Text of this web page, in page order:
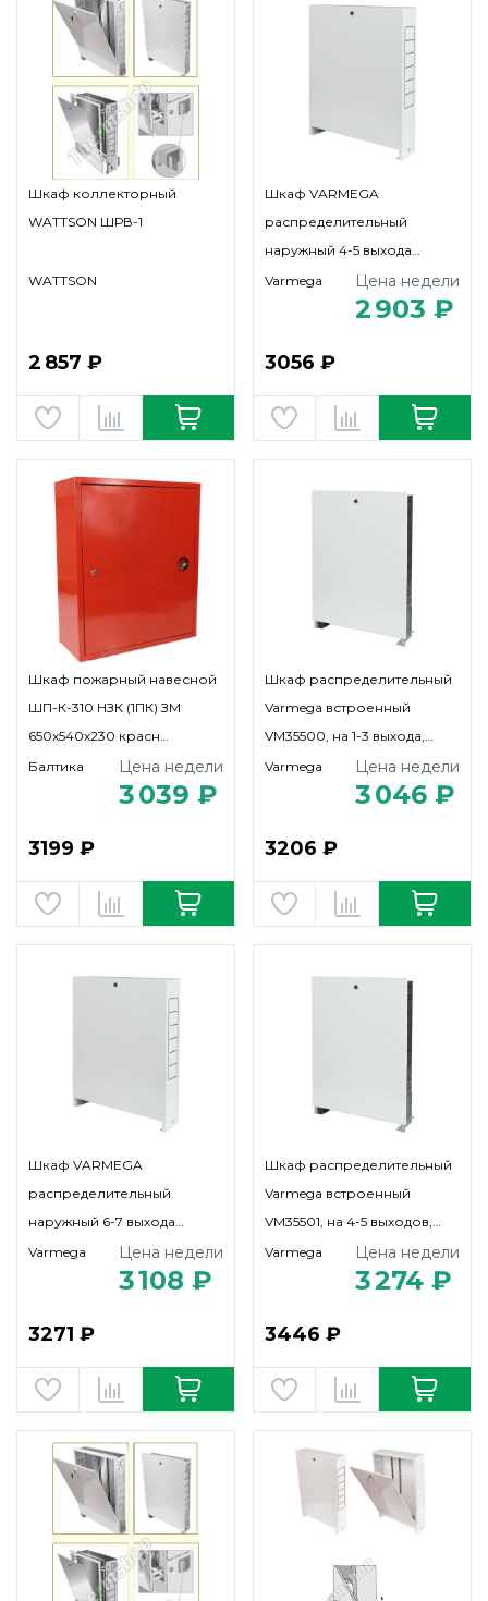
Шкаф коллекторный
WATTSON ШРВ-1
WATTSON
2 857 ₽
Шкаф VARMEGA
распределительный
наружный 4-5 выхода
(ШРН-1)
Varmega Цена недели
2 903 ₽
3056 ₽
Шкаф пожарный навесной
ШП-К-310 НЗК (1ПК) ЗМ
650х540х230 красн
Балтика-01
Балтика Цена недели
3 039 ₽
3199 ₽
Шкаф распределительный
Varmega встроенный
VM35500, на 1-3 выхода,
(ШРВ-0) 668х125х402
Varmega Цена недели
3 046 ₽
3206 ₽
Шкаф VARMEGA
распределительный
наружный 6-7 выхода
(ШРН-2)
Varmega Цена недели
3 108 ₽
3271 ₽
Шкаф распределительный
Varmega встроенный
VM35501, на 4-5 выходов,
(ШРВ-1) 668х125х492
Varmega Цена недели
3 274 ₽
3446 ₽